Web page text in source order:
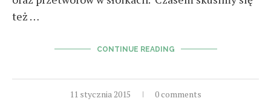
też …
CONTINUE READING
11 stycznia 2015 0 comments